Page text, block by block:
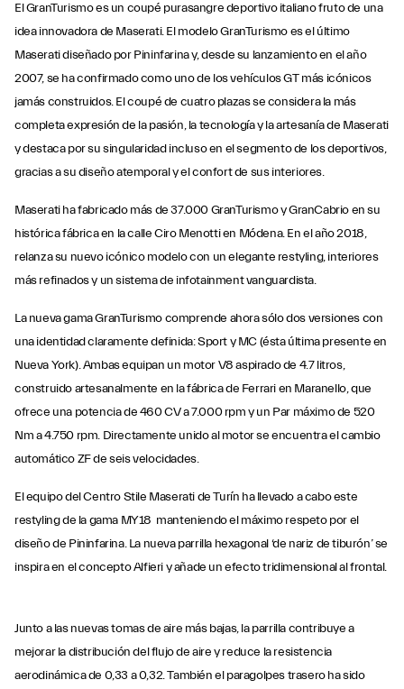
El GranTurismo es un coupé purasangre deportivo italiano fruto de una
idea innovadora de Maserati. El modelo GranTurismo es el último
Maserati diseñado por Pininfarina y, desde su lanzamiento en el año
2007, se ha confirmado como uno de los vehículos GT más icónicos
jamás construidos. El coupé de cuatro plazas se considera la más
completa expresión de la pasión, la tecnología y la artesanía de Maserati
y destaca por su singularidad incluso en el segmento de los deportivos,
gracias a su diseño atemporal y el confort de sus interiores.
Maserati ha fabricado más de 37.000 GranTurismo y GranCabrio en su
histórica fábrica en la calle Ciro Menotti en Módena. En el año 2018,
relanza su nuevo icónico modelo con un elegante restyling, interiores
más refinados y un sistema de infotainment vanguardista.
La nueva gama GranTurismo comprende ahora sólo dos versiones con
una identidad claramente definida: Sport y MC (ésta última presente en
Nueva York). Ambas equipan un motor V8 aspirado de 4.7 litros,
construido artesanalmente en la fábrica de Ferrari en Maranello, que
ofrece una potencia de 460 CV a 7.000 rpm y un Par máximo de 520
Nm a 4.750 rpm. Directamente unido al motor se encuentra el cambio
automático ZF de seis velocidades.
El equipo del Centro Stile Maserati de Turín ha llevado a cabo este
restyling de la gama MY18 manteniendo el máximo respeto por el
diseño de Pininfarina. La nueva parrilla hexagonal ‘de nariz de tiburón’ se
inspira en el concepto Alfieri y añade un efecto tridimensional al frontal.
Junto a las nuevas tomas de aire más bajas, la parrilla contribuye a
mejorar la distribución del flujo de aire y reduce la resistencia
aerodinámica de 0,33 a 0,32. También el paragolpes trasero ha sido